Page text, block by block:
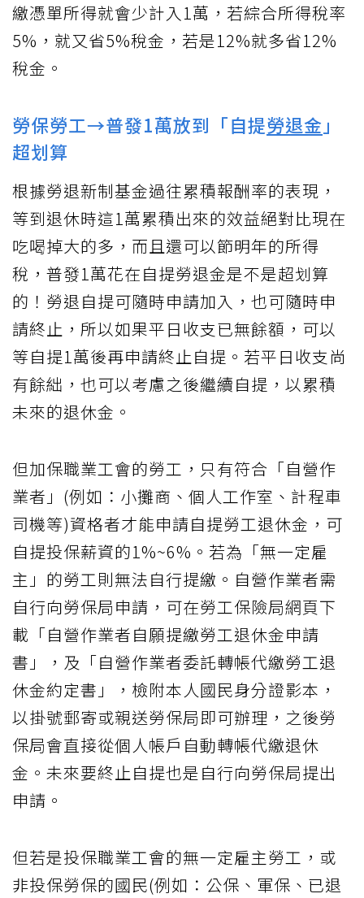
繳憑單所得就會少計入1萬，若綜合所得稅率
5%，就又省5%稅金，若是12%就多省12%
稅金。
勞保勞工→普發1萬放到「自提勞退金 」
超划算
根據勞退新制基金過往累積報酬率的表現，
等到退休時這1萬累積出來的效益絕對比現在
吃喝掉大的多，而且還可以節明年的所得
稅，普發1萬花在自提勞退金是不是超划算
的！勞退自提可隨時申請加入，也可隨時申
請終止，所以如果平日收支已無餘額，可以
等自提1萬後再申請終止自提。若平日收支尚
有餘絀，也可以考慮之後繼續自提，以累積
未來的退休金。
但加保職業工會的勞工，只有符合「自營作
業者」(例如：小攤商、個人工作室、計程車
司機等)資格者才能申請自提勞工退休金，可
自提投保薪資的1%~6%。若為「無一定雇
主」的勞工則無法自行提繳。自營作業者需
自行向勞保局申請，可在勞工保險局網頁下
載「自營作業者自願提繳勞工退休金申請
書」，及「自營作業者委託轉帳代繳勞工退
休金約定書」，檢附本人國民身分證影本，
以掛號郵寄或親送勞保局即可辦理，之後勞
保局會直接從個人帳戶自動轉帳代繳退休
金。未來要終止自提也是自行向勞保局提出
申請。
但若是投保職業工會的無一定雇主勞工，或
非投保勞保的國民(例如：公保、軍保、已退